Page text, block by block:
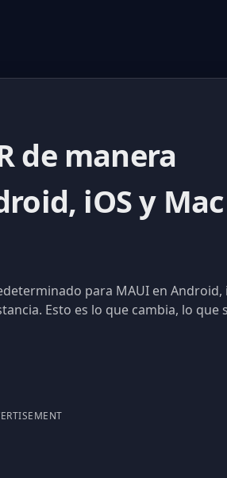
de manera
iOS y
para MAUI en Android,
Esto es lo que cambia, lo que